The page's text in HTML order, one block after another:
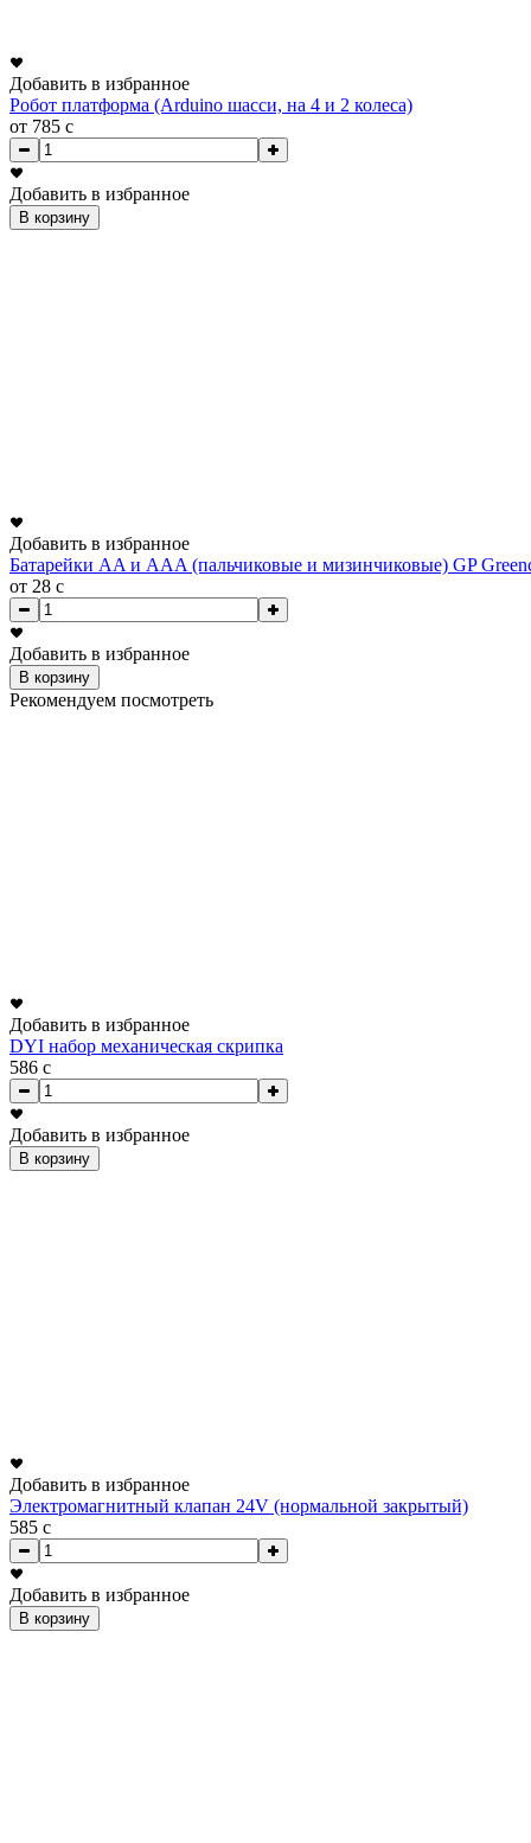
Добавить в избранное
Робот платформа (Arduino шасси, на 4 и 2 колеса)
от 785 c
Добавить в избранное
В корзину
Добавить в избранное
Батарейки AA и AAA (пальчиковые и мизинчиковые) GP
от 28 c
Добавить в избранное
В корзину
Рекомендуем посмотреть
Добавить в избранное
DYI набор механическая скрипка
586 c
Добавить в избранное
В корзину
Добавить в избранное
Электромагнитный клапан 24V (нормальной закрытый)
585 c
Добавить в избранное
В корзину